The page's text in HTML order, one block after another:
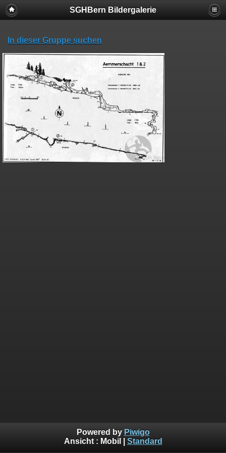
SGHBern Bildergalerie
In dieser Gruppe suchen
Powered by Piwigo
Ansicht : Mobil Standard